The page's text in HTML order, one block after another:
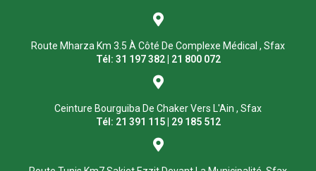
Route Mharza Km 3.5 À Côté De Complexe Médical , Sfax
Tél: 31 197 382 | 21 800 072
Ceinture Bourguiba De Chaker Vers L'Ain , Sfax
Tél: 21 391 115 | 29 185 512